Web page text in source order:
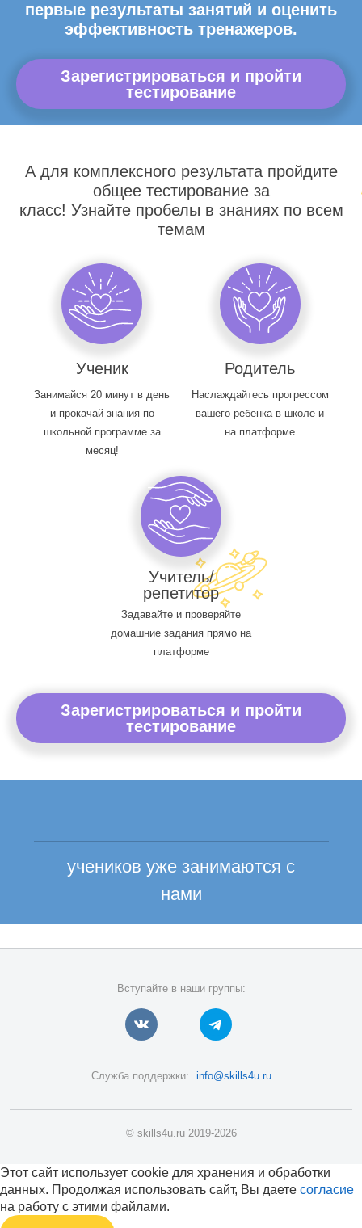
первые результаты занятий и оценить
эффективность тренажеров.
Зарегистрироваться и пройти
тестирование
А для комплексного результата пройдите
общее тестирование за
класс! Узнайте пробелы в знаниях по всем
темам
Ученик
Занимайся 20 минут в день
и прокачай знания по
школьной программе за
месяц!
Родитель
Наслаждайтесь прогрессом
вашего ребенка в школе и
на платформе
Учитель/
репетитор
Задавайте и проверяйте
домашние задания прямо на
платформе
Зарегистрироваться и пройти
тестирование
учеников уже занимаются с
нами
Вступайте в наши группы:
Служба поддержки: info@skills4u.ru
© skills4u.ru 2019-2026
Этот сайт использует cookie для хранения и обработки
данных. Продолжая использовать сайт, Вы даете согласие
на работу с этими файлами.